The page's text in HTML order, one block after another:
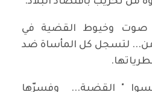
صوت وخيوط القضية في
لتسجل كل المأساة ضد
" القضية... وفسرّها